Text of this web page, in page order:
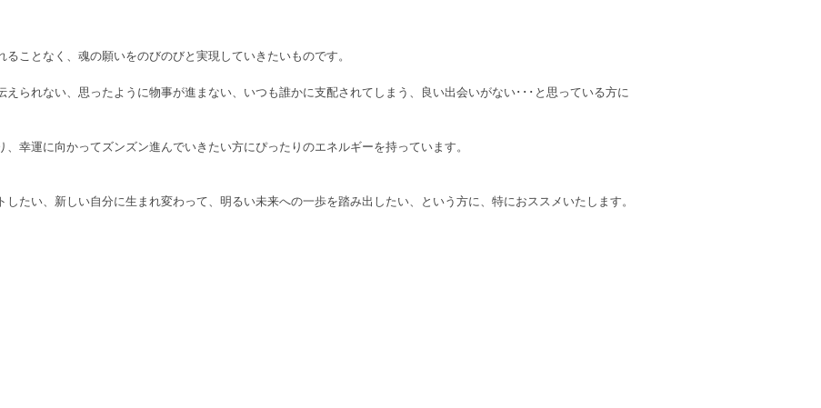
ことなく、魂の願いをのびのびと実現していきたいものです。
られない、思ったように物事が進まない、いつも誰かに支配されてしまう、良い出会いがない･･･と思っている方に
幸運に向かってズンズン進んでいきたい方にぴったりのエネルギーを持っています。
たい、新しい自分に生まれ変わって、明るい未来への一歩を踏み出したい、という方に、特におススメいたします。